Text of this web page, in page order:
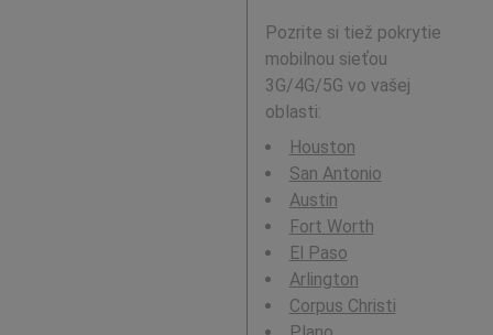
Pozrite si tiež pokrytie
mobilnou sieťou
3G/4G/5G vo vašej
oblasti:
Houston
San Antonio
Austin
Fort Worth
El Paso
Arlington
Corpus Christi